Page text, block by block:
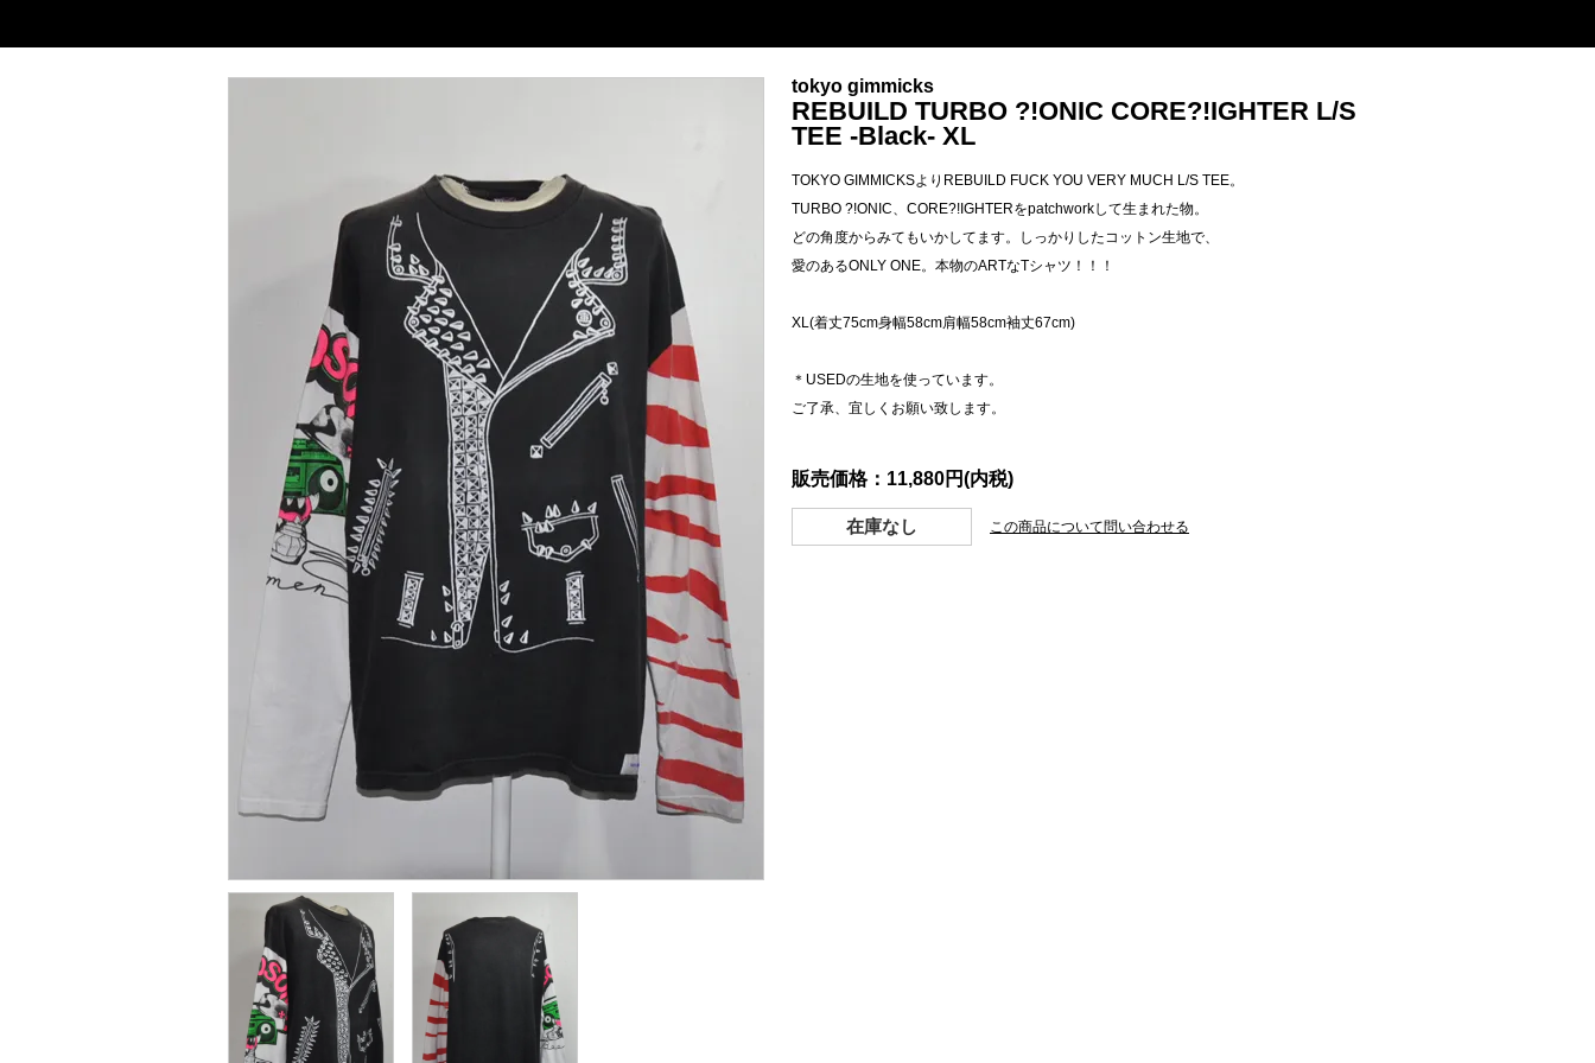
tokyo gimmicks
REBUILD TURBO ?!ONIC CORE?!IGHTER L/S
TEE -Black- XL
TOKYO GIMMICKSよりREBUILD FUCK YOU VERY MUCH L/S TEE。
TURBO ?!ONIC、CORE?!IGHTERをpatchworkして生まれた物。
どの角度からみてもいかしてます。しっかりしたコットン生地で、
愛のあるONLY ONE。本物のARTなTシャツ！！！
XL(着丈75cm身幅58cm肩幅58cm袖丈67cm)
＊USEDの生地を使っています。
ご了承、宜しくお願い致します。
販売価格：11,880円(内税)
在庫なし この商品について問い合わせる